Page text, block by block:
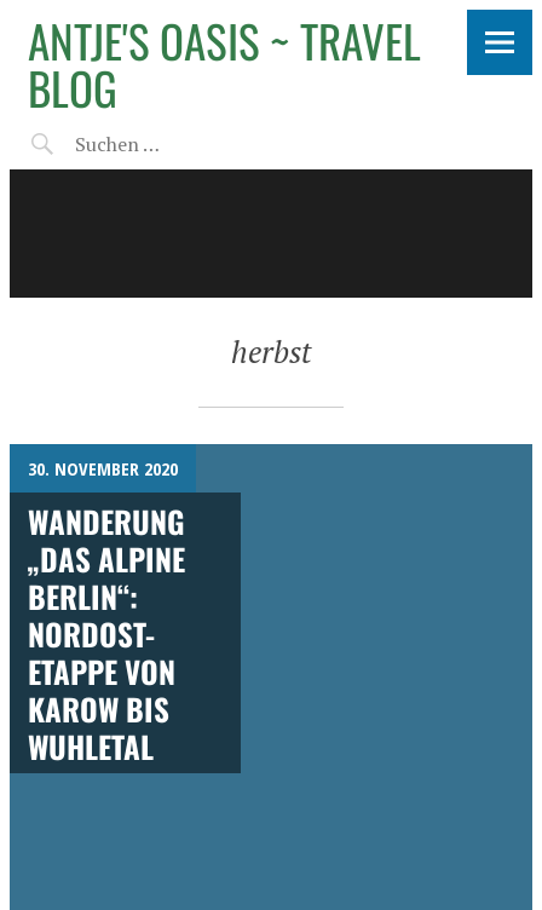
ANTJE'S OASIS ~ TRAVEL
BLOG
herbst
30. NOVEMBER 2020
WANDERUNG
„DAS ALPINE
BERLIN“:
NORDOST-
ETAPPE VON
KAROW BIS
WUHLETAL